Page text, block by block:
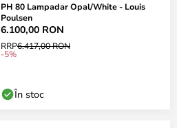
PH 80 Lampadar Opal/White - Louis
Poulsen
6.100,00 RON
RRP6.417,00 RON
-5%
În stoc